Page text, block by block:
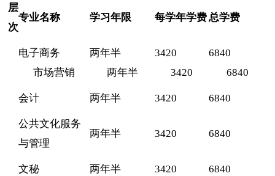
层
次
专业名称 学习年限 每学年学费 总学费
电子商务 两年半 3420
6840
市场营销
两年半 3420 6840
会计 两年半 3420 6840
公共文化服务
与管理
两年半 3420 6840
文秘 两年半 3420 6840